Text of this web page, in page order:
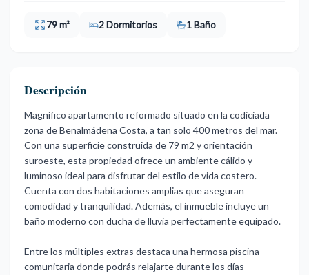
79 m² 2 Dormitorios 1 Baño
Descripción
Magnífico apartamento reformado situado en la codiciada
zona de Benalmádena Costa, a tan solo 400 metros del mar.
Con una superficie construida de 79 m2 y orientación
suroeste, esta propiedad ofrece un ambiente cálido y
luminoso ideal para disfrutar del estilo de vida costero.
Cuenta con dos habitaciones amplias que aseguran
comodidad y tranquilidad. Además, el inmueble incluye un
baño moderno con ducha de lluvia perfectamente equipado.
Entre los múltiples extras destaca una hermosa piscina
comunitaria donde podrás relajarte durante los días